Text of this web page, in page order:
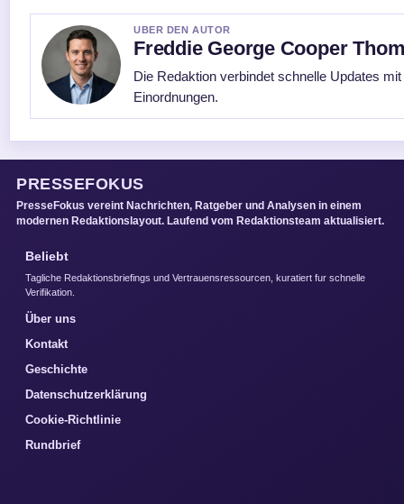
UBER DEN AUTOR
Freddie George Cooper
Die Redaktion verbindet schnelle Updates
Einordnungen.
PRESSEFOKUS
PresseFokus vereint Nachrichten, Ratgeber und Analysen in einem
modernen Redaktionslayout. Laufend vom Redaktionsteam aktualisiert.
Beliebt
Tagliche Redaktionsbriefings und Vertrauensressourcen, kuratiert fur schnelle
Verifikation.
Über uns
Kontakt
Geschichte
Datenschutzerklärung
Cookie-Richtlinie
Rundbrief